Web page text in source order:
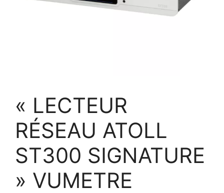
« LECTEUR
RÉSEAU ATOLL
ST300 SIGNATURE
» VUMETRE